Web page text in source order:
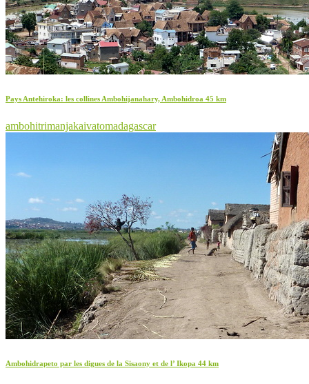
Pays Antehiroka: les collines Ambohijanahary, Ambohidroa 45 km
ambohitrimanjakaivatomadagascar
Ambohidrapeto par les digues de la Sisaony et de l’ Ikopa 44 km